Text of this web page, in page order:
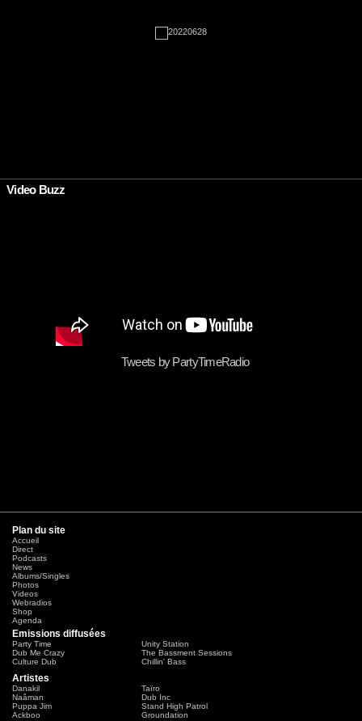
•
Video Buzz
Tweets by PartyTimeRadio
Plan du site
Accueil
Direct
Podcasts
News
Albums/Singles
Photos
Videos
Webradios
Shop
Agenda
Emissions diffusées
Party Time
Unity Station
Dub Me Crazy
The Bassment Sessions
Culture Dub
Chillin' Bass
Artistes
Danakil
Taïro
Naâman
Dub Inc
Puppa Jim
Stand High Patrol
Ackboo
Groundation